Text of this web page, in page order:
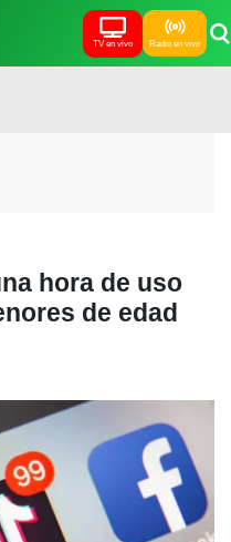
TV en vivo Radio en vivo
hora de uso
de edad